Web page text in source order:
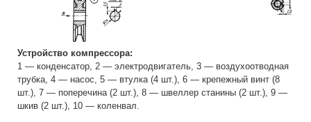
Устройство компрессора:
1 — конденсатор, 2 — электродвигатель, 3 — воздухоотводная
трубка, 4 — насос, 5 — втулка (4 шт.), 6 — крепежный винт (8
шт.), 7 — поперечина (2 шт.), 8 — швеллер станины (2 шт.), 9 —
шкив (2 шт.), 10 — коленвал.